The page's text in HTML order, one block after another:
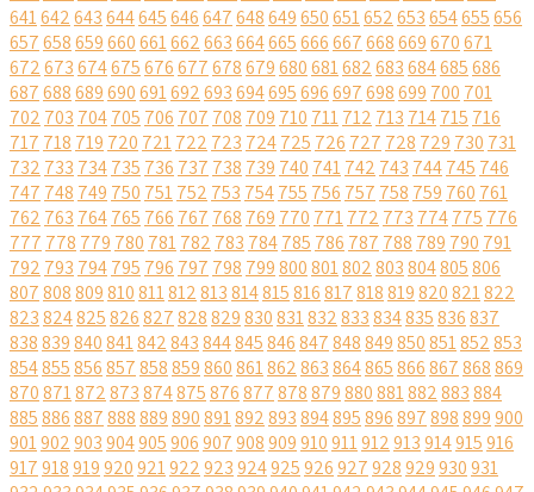
641642643644645646647648649650651652653654655656
657658659660661662663664665666667668669670671
672673674675676677678679680681682683684685686
687688689690691692693694695696697698699 700 701
702 703 704705 706 707 708 709 710 711712 713 714715 716
717 718 719 720 721722 723 724725 726 727 728 729 730 731
732 733 734735 736 737 738 739 740 741742 743 744745 746
747 748 749 750 751752 753 754755 756 757 758 759 760 761
762 763 764765 766 767 768 769 770 771772 773 774775 776
777 778 779 780 781782 783 784785 786 787 788 789 790 791
792 793 794795 796 797 798 799800801802803804805806
807808809810811812813814815816817818819820821822
823824825826827828829830831832833834835836837
838839840841842843844845846847848849850851852853
854855856857858859860861862863864865866867868869
870871872873874875876877878879880881882883884
885886887888889890891892893894895896897898899900
901902903904905906907908909910911912913914915916
917918919920921922923924925926927928929930931